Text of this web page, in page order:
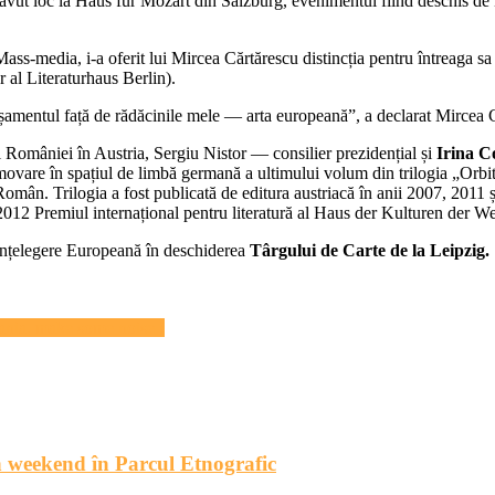
media, i-a oferit lui Mircea Cărtărescu distincția pentru întreaga
al Literaturhaus Berlin).
față de rădăcinile mele — arta europeană”, a declarat Mircea
în Austria, Sergiu Nistor — consilier prezidențial și Irina
în spațiul de limbă germană a ultimului volum din trilogia
Trilogia a fost publicată de editura austriacă în anii 2007,
Premiul internațional pentru literatură al Haus der Kulturen der
Europeană în deschiderea Târgului de Carte de la Leipzig.
weekend în Parcul Etnografic